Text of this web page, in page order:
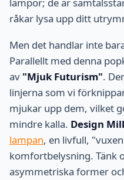
råkar lysa upp ditt
Men det handlar inte
Parallellt med denna
av "Mjuk Futurism".
linjerna som vi
mjukar upp dem, vilket
mindre kalla. Design
lampan, en livfull,
komfortbelysning. Tänk
asymmetriska former